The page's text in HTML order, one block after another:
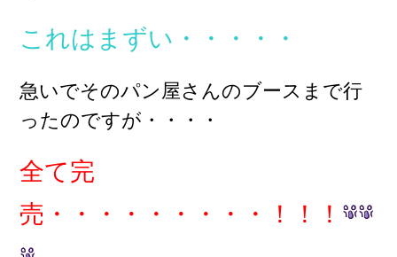
これはまずい・・・・・
急いでそのパン屋さんのブースまで行
ったのですが・・・・
全て完
売・・・・・・・・・！！！